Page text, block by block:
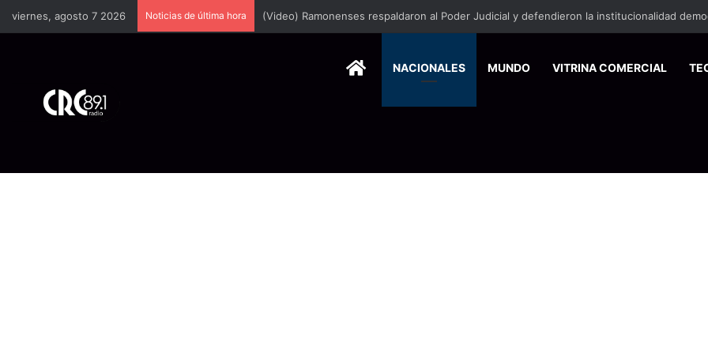
viernes, agosto 7 2026 Noticias de última hora
HOMENACIONALES MUNDO VITRINA COMERCIAL